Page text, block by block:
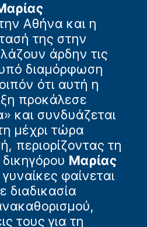
Αθήνα και η
της στην
άρδην τις
διαμόρφωση
ότι αυτή η
προκάλεσε
και συνδυάζεται
μέχρι τώρα
περιορίζοντας τη
Μαρίας
φαίνεται
διαδικασία
τους για τη